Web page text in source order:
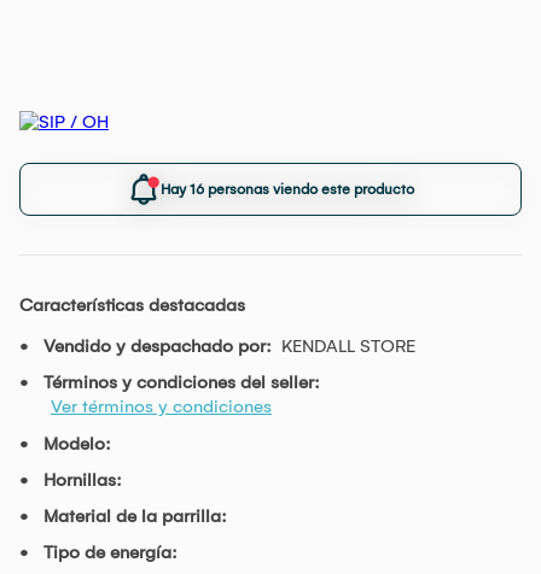
Hay 16 personas viendo este producto
Características destacadas
Vendido y despachado por: KENDALL STORE
Términos y condiciones del seller:
Ver términos y condiciones
Modelo:
Hornillas:
Material de la parrilla:
Tipo de energía: